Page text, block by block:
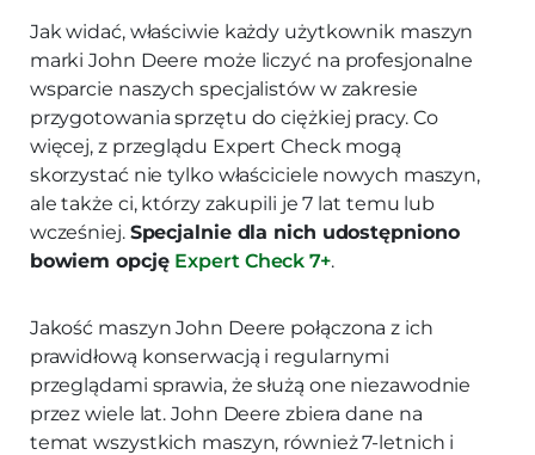
Jak widać, właściwie każdy użytkownik maszyn
marki John Deere może liczyć na profesjonalne
wsparcie naszych specjalistów w zakresie
przygotowania sprzętu do ciężkiej pracy. Co
więcej, z przeglądu Expert Check mogą
skorzystać nie tylko właściciele nowych maszyn,
ale także ci, którzy zakupili je 7 lat temu lub
wcześniej. Specjalnie dla nich udostępniono
bowiem opcję Expert Check 7+.
Jakość maszyn John Deere połączona z ich
prawidłową konserwacją i regularnymi
przeglądami sprawia, że służą one niezawodnie
przez wiele lat. John Deere zbiera dane na
temat wszystkich maszyn, również 7-letnich i